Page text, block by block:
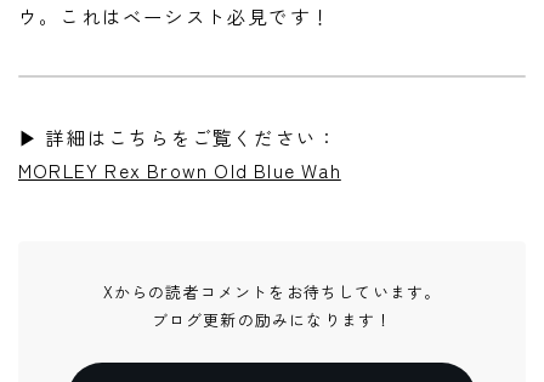
ウ。これはベーシスト必見です！
▶ 詳細はこちらをご覧ください：
MORLEY Rex Brown Old Blue Wah
Xからの読者コメントをお待ちしています。
ブログ更新の励みになります！